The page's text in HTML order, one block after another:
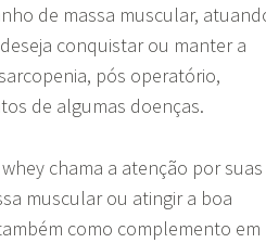
de massa muscular,
conquistar ou manter a
pós operatório,
de algumas doenças.
chama a atenção por suas
muscular ou atingir a boa
como complemento em